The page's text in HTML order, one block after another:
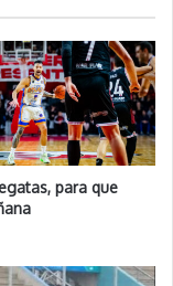
para que